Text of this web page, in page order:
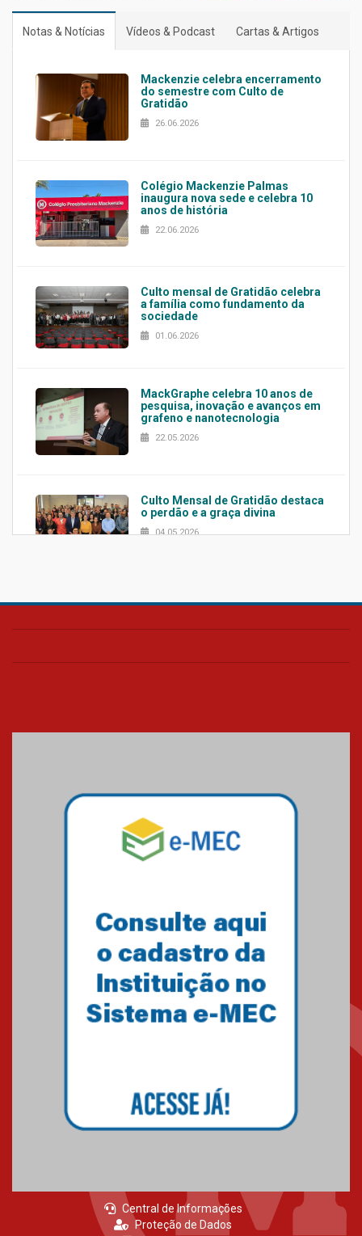
Notas & Notícias Vídeos & Podcast Cartas & Artigos
Mackenzie celebra encerramento
do semestre com Culto de
Gratidão
26.06.2026
Colégio Mackenzie Palmas
inaugura nova sede e celebra 10
anos de história
22.06.2026
Culto mensal de Gratidão celebra
a família como fundamento da
sociedade
01.06.2026
MackGraphe celebra 10 anos de
pesquisa, inovação e avanços em
grafeno e nanotecnologia
22.05.2026
Culto Mensal de Gratidão destaca
o perdão e a graça divina
04.05.2026
Confira como foi o culto mensal
Mackenzie mobiliza campanha
solidária para apoiar famílias em
Minas Gerais
Primeiro culto do ano ressalta o
27.02.2026
Central de Informações
Proteção de Dados